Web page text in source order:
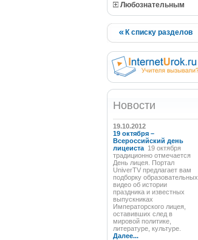
Любознательным
К списку разделов
Новости
19.10.2012
19 октября –
Всероссийский день
лицеиста 19 октября
традиционно отмечается
День лицея. Портал
UniverTV предлагает вам
подборку образовательных
видео об истории
праздника и известных
выпускниках
Императорского лицея,
оставивших след в
мировой политике,
литературе, культуре.
Далее...